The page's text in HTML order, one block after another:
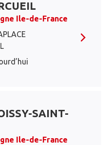
Ile-de-France
SAINT-
Ile-de-France